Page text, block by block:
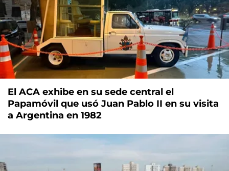
El ACA exhibe en su sede central el
Papamóvil que usó Juan Pablo II en su visita
a Argentina en 1982